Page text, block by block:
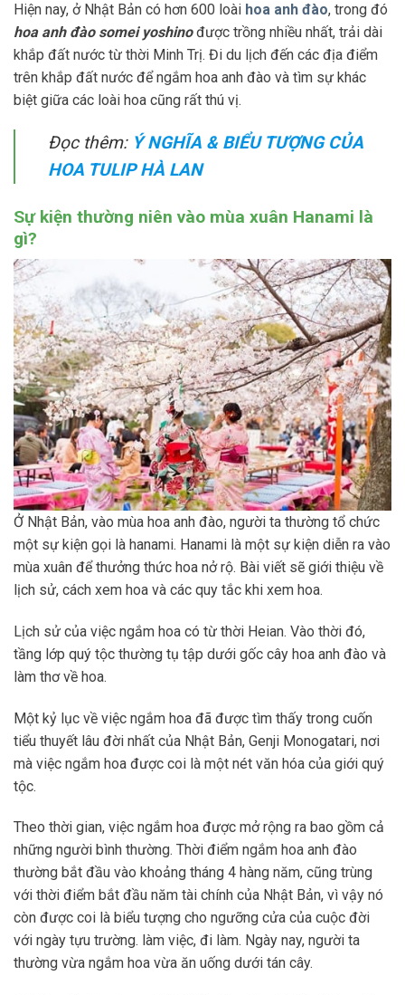
Hiện nay, ở Nhật Bản có hơn 600 loài hoa anh đào, trong đó
hoa anh đào somei yoshinođược trồng nhiều nhất, trải dài
khắp đất nước từ thời Minh Trị. Đi du lịch đến các địa điểm
trên khắp đất nước để ngắm hoa anh đào và tìm sự khác
biệt giữa các loài hoa cũng rất thú vị.
Đọc thêm: Ý NGHĨA & BIỂU TƯỢNG CỦA
HOA TULIP HÀ LAN
Sự kiện thường niên vào mùa xuân Hanami là
gì?
Ở Nhật Bản, vào mùa hoa anh đào, người ta thường tổ chức
một sự kiện gọi là hanami. Hanami là một sự kiện diễn ra vào
mùa xuân để thưởng thức hoa nở rộ. Bài viết sẽ giới thiệu về
lịch sử, cách xem hoa và các quy tắc khi xem hoa.
Lịch sử của việc ngắm hoa có từ thời Heian. Vào thời đó,
tầng lớp quý tộc thường tụ tập dưới gốc cây hoa anh đào và
làm thơ về hoa.
Một kỷ lục về việc ngắm hoa đã được tìm thấy trong cuốn
tiểu thuyết lâu đời nhất của Nhật Bản, Genji Monogatari, nơi
mà việc ngắm hoa được coi là một nét văn hóa của giới quý
tộc.
Theo thời gian, việc ngắm hoa được mở rộng ra bao gồm cả
những người bình thường. Thời điểm ngắm hoa anh đào
thường bắt đầu vào khoảng tháng 4 hàng năm, cũng trùng
với thời điểm bắt đầu năm tài chính của Nhật Bản, vì vậy nó
còn được coi là biểu tượng cho ngưỡng cửa của cuộc đời
với ngày tựu trường. làm việc, đi làm. Ngày nay, người ta
thường vừa ngắm hoa vừa ăn uống dưới tán cây.